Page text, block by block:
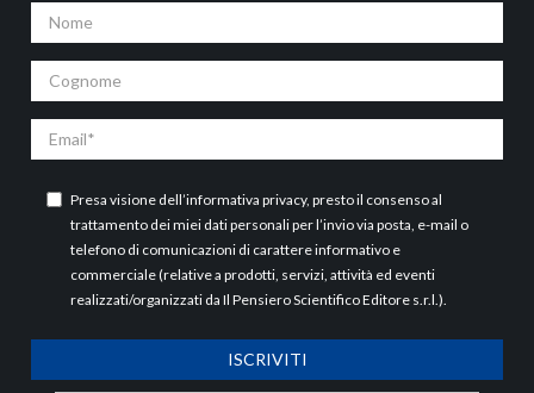
Nome
Cognome
Email
Presa visione dell’informativa privacy, presto il consenso al
trattamento dei miei dati personali per l’invio via posta, e-mail o
telefono di comunicazioni di carattere informativo e
commerciale (relative a prodotti, servizi, attività ed eventi
realizzati/organizzati da Il Pensiero Scientifico Editore s.r.l.).
ISCRIVITI